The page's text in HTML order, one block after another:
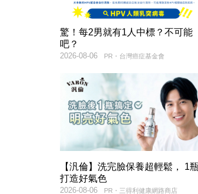
驚！每2男就有1人中標？不可能
吧？
PR・台灣癌症基金會
2026-08-06
【汎倫】洗完臉保養超輕鬆， 1
打造好氣色
PR・三得利健康網路商店
2026-08-06